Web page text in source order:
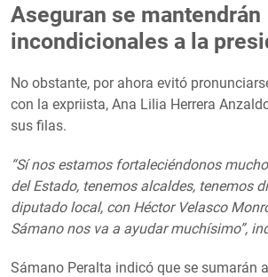
Aseguran se mantendrán
incondicionales a la
No obstante, por ahora evitó
con la expriista, Ana Lilia Herrera
sus filas.
“Sí nos estamos fortaleciéndonos
del Estado, tenemos alcaldes, tenemos
diputado local, con Héctor Velasco
Sámano nos va a ayudar muchísimo”,
Sámano Peralta indicó que se sumarán